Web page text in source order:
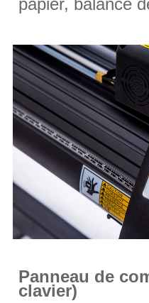
papier, balance
Panneau de
clavier)